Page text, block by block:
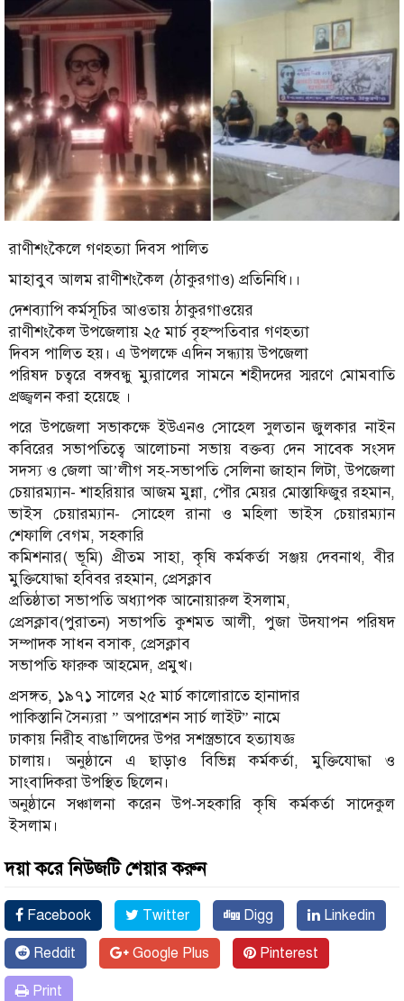
রাণীশংকৈলে গণহত্যা দিবস পালিত
মাহাবুব আলম রাণীশংকৈল (ঠাকুরগাও) প্রতিনিধি।।
দেশব্যাপি কর্মসূচির আওতায় ঠাকুরগাওয়ের
রাণীশংকৈল উপজেলায় ২৫ মার্চ বৃহস্পতিবার গণহত্যা
দিবস পালিত হয়। এ উপলক্ষে এদিন সন্ধ্যায় উপজেলা
পরিষদ চত্বরে বঙ্গবন্ধু ম্যুরালের সামনে শহীদদের স্মরণে মোমবাতি
প্রজ্জ্বলন করা হয়েছে ।
পরে উপজেলা সভাকক্ষে ইউএনও সোহেল সুলতান জুলকার নাইন
কবিরের সভাপতিত্বে আলোচনা সভায় বক্তব্য দেন সাবেক সংসদ
সদস্য ও জেলা আ’লীগ সহ-সভাপতি সেলিনা জাহান লিটা, উপজেলা
চেয়ারম্যান- শাহরিয়ার আজম মুন্না, পৌর মেয়র মোস্তাফিজুর রহমান,
ভাইস চেয়ারম্যান- সোহেল রানা ও মহিলা ভাইস চেয়ারম্যান
শেফালি বেগম, সহকারি
কমিশনার( ভূমি) প্রীতম সাহা, কৃষি কর্মকর্তা সঞ্জয় দেবনাথ, বীর
মুক্তিযোদ্ধা হবিবর রহমান, প্রেসক্লাব
প্রতিষ্ঠাতা সভাপতি অধ্যাপক আনোয়ারুল ইসলাম,
প্রেসক্লাব(পুরাতন) সভাপতি কুশমত আলী, পুজা উদযাপন পরিষদ
সম্পাদক সাধন বসাক, প্রেসক্লাব
সভাপতি ফারুক আহমেদ, প্রমুখ।
প্রসঙ্গত, ১৯৭১ সালের ২৫ মার্চ কালোরাতে হানাদার
পাকিস্তানি সৈন্যরা ” অপারেশন সার্চ লাইট” নামে
ঢাকায় নিরীহ বাঙালিদের উপর সশস্ত্রভাবে হত্যাযজ্ঞ
চালায়। অনুষ্ঠানে এ ছাড়াও বিভিন্ন কর্মকর্তা, মুক্তিযোদ্ধা ও
সাংবাদিকরা উপস্থিত ছিলেন।
অনুষ্ঠানে সঞ্চালনা করেন উপ-সহকারি কৃষি কর্মকর্তা সাদেকুল
ইসলাম।
দয়া করে নিউজটি শেয়ার করুন
Facebook Twitter Digg Linkedin
Reddit Google Plus Pinterest
Print